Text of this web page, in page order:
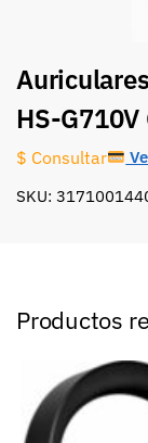
HS-G710V
$ Consultar
SKU:
Productos